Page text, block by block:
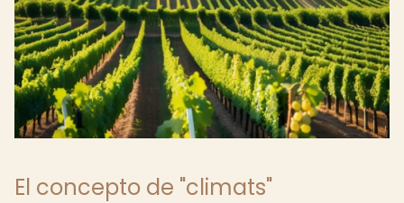
El concepto de "climats"